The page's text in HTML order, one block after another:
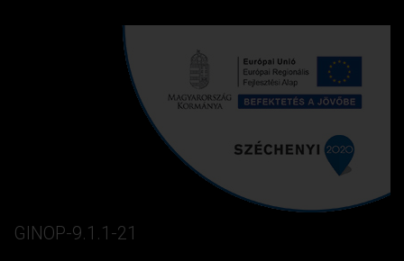
GINOP-9.1.1-21